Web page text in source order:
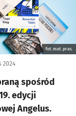
fot. mat. pras.
2024
spośród
edycji
Angelus.